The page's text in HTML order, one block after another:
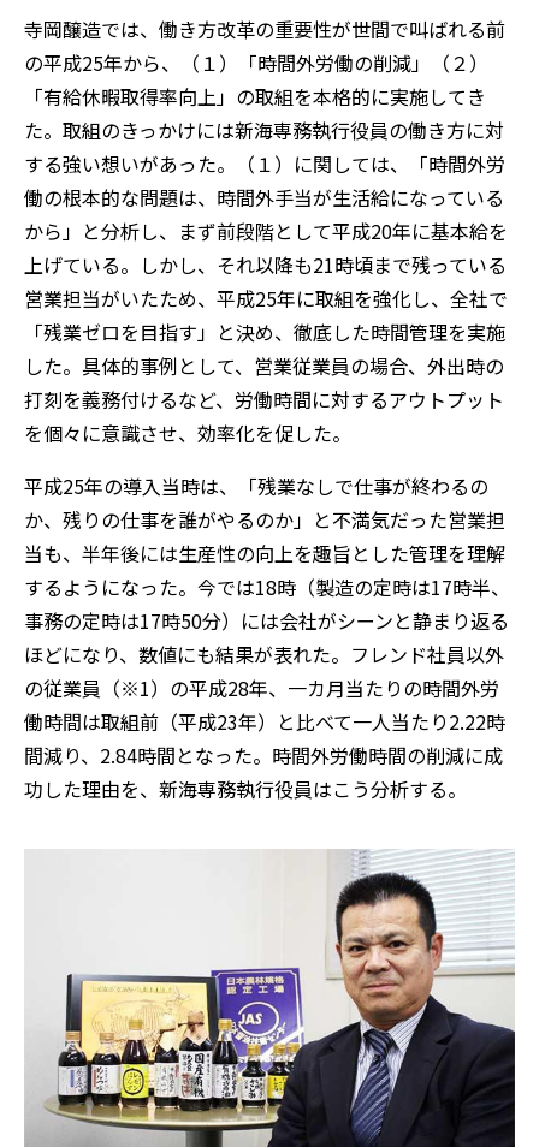
寺岡醸造では、働き方改革の重要性が世間で叫ばれる前
の平成25年から、（１）「時間外労働の削減」（２）
「有給休暇取得率向上」の取組を本格的に実施してき
た。取組のきっかけには新海専務執行役員の働き方に対
する強い想いがあった。（１）に関しては、「時間外労
働の根本的な問題は、時間外手当が生活給になっている
から」と分析し、まず前段階として平成20年に基本給を
上げている。しかし、それ以降も21時頃まで残っている
営業担当がいたため、平成25年に取組を強化し、全社で
「残業ゼロを目指す」と決め、徹底した時間管理を実施
した。具体的事例として、営業従業員の場合、外出時の
打刻を義務付けるなど、労働時間に対するアウトプット
を個々に意識させ、効率化を促した。
平成25年の導入当時は、「残業なしで仕事が終わるの
か、残りの仕事を誰がやるのか」と不満気だった営業担
当も、半年後には生産性の向上を趣旨とした管理を理解
するようになった。今では18時（製造の定時は17時半、
事務の定時は17時50分）には会社がシーンと静まり返る
ほどになり、数値にも結果が表れた。フレンド社員以外
の従業員（※1）の平成28年、一カ月当たりの時間外労
働時間は取組前（平成23年）と比べて一人当たり2.22時
間減り、2.84時間となった。時間外労働時間の削減に成
功した理由を、新海専務執行役員はこう分析する。